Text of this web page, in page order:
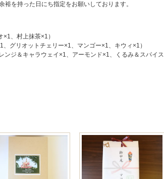
を持った日にち指定をお願いしております。
、村上抹茶×1）
グリオットチェリー×1、マンゴー×1、キウィ×1）
ンジ＆キャラウェイ×1、アーモンド×1、くるみ＆スパイス